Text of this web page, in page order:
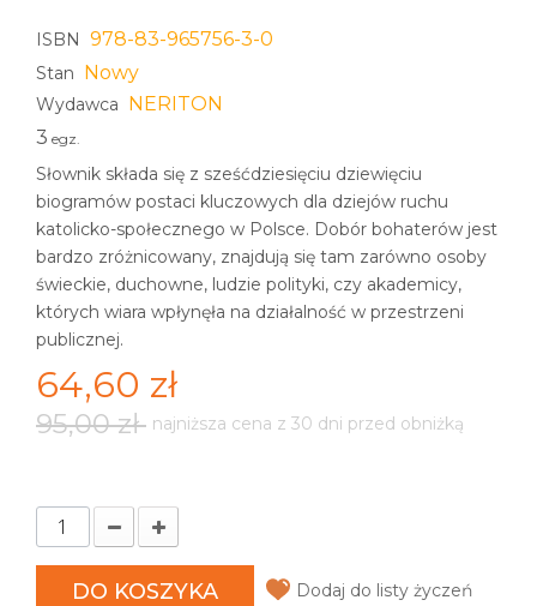
ISBN 978-83-965756-3-0
Stan Nowy
Wydawca NERITON
3 egz.
Słownik składa się z sześćdziesięciu dziewięciu
biogramów postaci kluczowych dla dziejów ruchu
katolicko-społecznego w Polsce. Dobór bohaterów jest
bardzo zróżnicowany, znajdują się tam zarówno osoby
świeckie, duchowne, ludzie polityki, czy akademicy,
których wiara wpłynęła na działalność w przestrzeni
publicznej.
64,60 zł
95,00 zł najniższa cena z 30 dni przed obniżką
DO KOSZYKA Dodaj do listy życzeń